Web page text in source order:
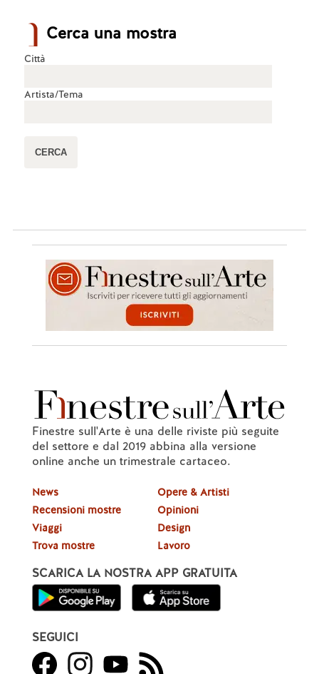
Cerca una mostra
Città
Artista/Tema
Finestre sull'Arte è una delle riviste più seguite
del settore e dal 2019 abbina alla versione
online anche un trimestrale cartaceo.
News
Recensioni mostre
Viaggi
Trova mostre
Opere & Artisti
Opinioni
Design
Lavoro
SCARICA LA NOSTRA APP GRATUITA
SEGUICI